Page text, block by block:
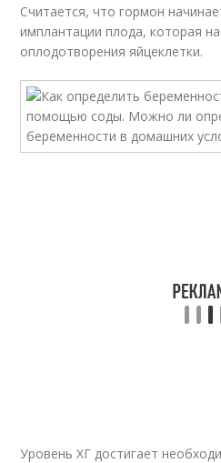
Считается, что гормон
имплантации плода, которая
оплодотворения яйцеклетки.
Уровень ХГ достигает